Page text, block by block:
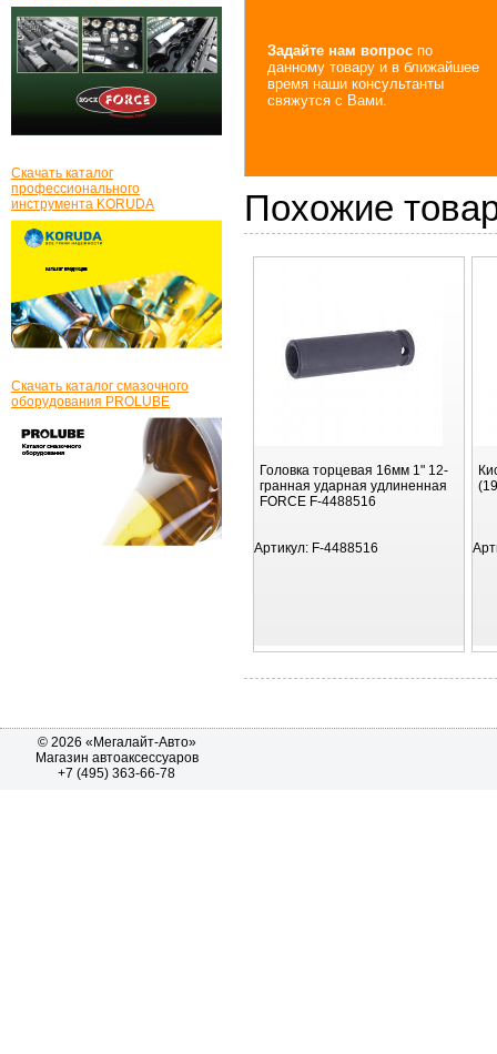
Задайте нам вопрос по
данному товару и в ближайшее
время наши консультанты
свяжутся с Вами.
Похожие
Головка торцевая 16мм 1" 12-
гранная ударная удлиненная
FORCE F-4488516
Артикул: F-4488516
Скачать каталог
профессионального
инструмента KORUDA
Скачать каталог смазочного
оборудования PROLUBE
© 2026 «Мегалайт-Авто»
Магазин автоаксессуаров
+7 (495) 363-66-78